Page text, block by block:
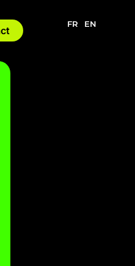
FR EN